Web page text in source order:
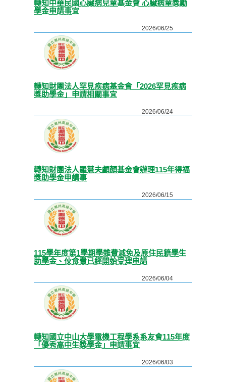
轉知中華民國心臟病兒童基金會 心臟病童獎勵
學金申請事宜
2026/06/25
轉知財團法人罕見疾病基金會「2026罕見疾病
獎助學金」申請相關事宜
2026/06/24
轉知財團法人羅慧夫顱顏基金會辦理115年得福
獎助學金申請事
2026/06/15
115學年度第1學期學雜費減免及原住民籍學生
助學金、伙食費已經開始受理申請
2026/06/04
轉知國立中山大學電機工程學系系友會115年度
「優秀高中生獎學金」申請事宜
2026/06/03